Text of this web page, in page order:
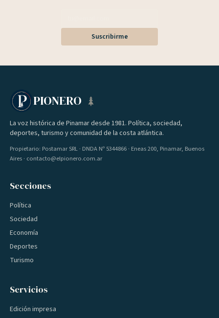
Suscribirme
PIONERO
La voz histórica de Pinamar desde 1981. Política, sociedad,
deportes, turismo y comunidad de la costa atlántica.
Propietario: Postamar SRL · DNDA Nº 5344866 · Eneas 200, Pinamar, Buenos
Aires · contacto@elpionero.com.ar
Secciones
Política
Sociedad
Economía
Deportes
Turismo
Servicios
Edición impresa